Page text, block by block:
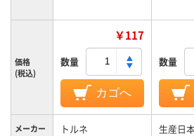
価格
(税込)
￥117
数量
カゴへ
数量
メーカー トルネ 生産日